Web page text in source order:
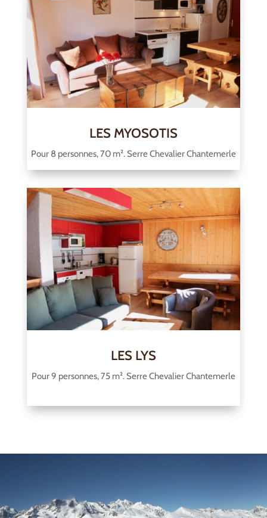
LES MYOSOTIS
Pour 8 personnes, 70 m². Serre Chevalier Chantemerle
LES LYS
Pour 9 personnes, 75 m². Serre Chevalier Chantemerle